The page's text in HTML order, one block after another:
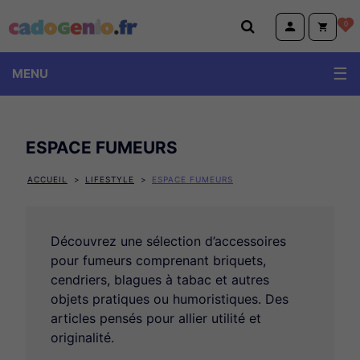
Cadogenio.fr 0
MENU
ESPACE FUMEURS
ACCUEIL LIFESTYLE ESPACE FUMEURS
Découvrez une sélection d’accessoires
pour fumeurs comprenant briquets,
cendriers, blagues à tabac et autres
objets pratiques ou humoristiques. Des
articles pensés pour allier utilité et
originalité.